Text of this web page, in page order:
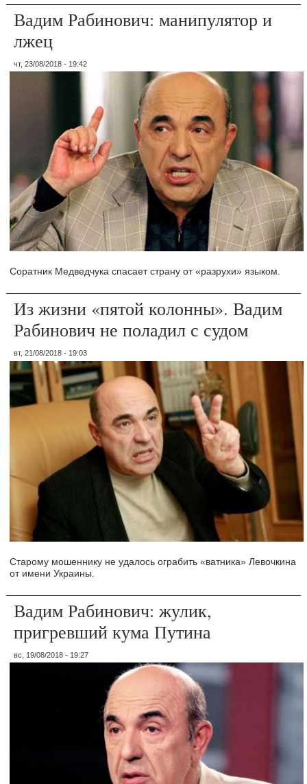
Вадим Рабинович: манипулятор и
лжец
чт, 23/08/2018 - 19:42
Соратник Медведчука спасает страну от «разрухи» языком.
Из жизни «пятой колонны». Вадим
Рабинович не поладил с судом
вт, 21/08/2018 - 19:03
Старому мошеннику не удалось ограбить «ватника» Левочкина
от имени Украины.
Вадим Рабинович: жулик,
пригревший кума Путина
вс, 19/08/2018 - 19:27